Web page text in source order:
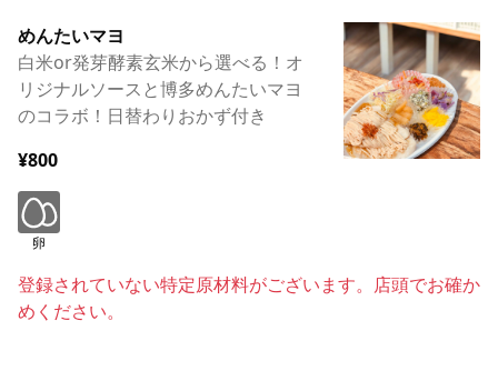
めんたいマヨ
白米or発芽酵素玄米から選べる！オ
リジナルソースと博多めんたいマヨ
のコラボ！日替わりおかず付き
¥800
卵
登録されていない特定原材料がございます。店頭でお確か
めください。